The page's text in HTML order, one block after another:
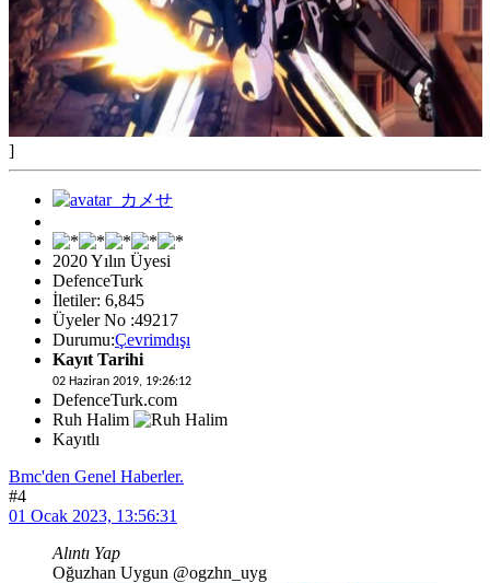
]
2020 Yılın Üyesi
DefenceTurk
İletiler: 6,845
Üyeler No :49217
Durumu:Çevrimdışı
Kayıt Tarihi
02 Haziran 2019, 19:26:12
DefenceTurk.com
Ruh Halim
Kayıtlı
Bmc'den Genel Haberler.
#4
01 Ocak 2023, 13:56:31
Alıntı Yap
Oğuzhan Uygun @ogzhn_uyg